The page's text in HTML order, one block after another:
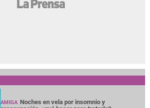
AMIGA Noches en vela por insomnio y